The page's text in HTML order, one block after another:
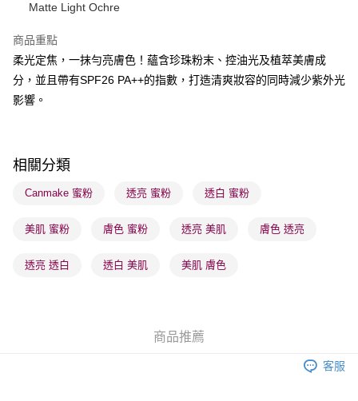
送貨方式
順豐自助櫃 - 確認發貨後1-3個工作天送達
每筆HK$65.00，滿HK$300.00或以上免運費
每筆HK$65.00，滿HK$300.00或以上免運費
確認發貨後1-3 工作天送達，訂單將隨機分配至SF順豐速運或京東
每筆HK$65.00，滿HK$300.00或以上免運費
(香港門市) 只顯示可選門市。確認發貨後2-5個工作天到店，3天內
(澳門門市) 只顯示可選門市。確認發貨後2-5個工作天到店，3天內
Matte Light Ochre
商品重點
柔光定焦，一抹勻亮膚色！蘊含珍珠粉末、控油光及植萃美膚成
分，並且帶有SPF26 PA++的指數，打造清爽妝容的同時減少紫外光
影響。
相關分類
Canmake 蜜粉 透亮 蜜粉 透白 蜜粉
美肌 蜜粉 膚色 蜜粉 透亮 美肌 膚色 透亮
透亮 透白 透白 美肌 美肌 膚色
商品推薦
客服